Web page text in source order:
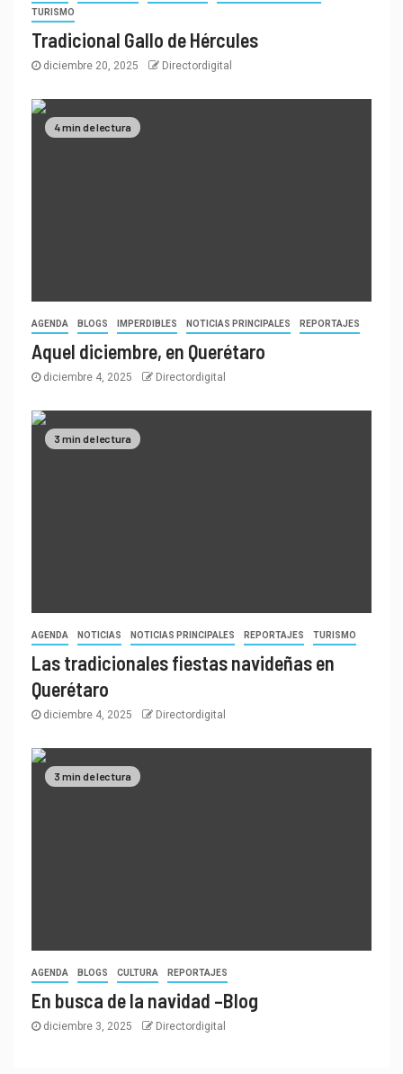
TURISMO
Tradicional Gallo de Hércules
diciembre 20, 2025 Directordigital
4 min de lectura
AGENDA BLOGS IMPERDIBLES NOTICIAS PRINCIPALES REPORTAJES
Aquel diciembre, en Querétaro
diciembre 4, 2025 Directordigital
3 min de lectura
AGENDA NOTICIAS NOTICIAS PRINCIPALES REPORTAJES TURISMO
Las tradicionales fiestas navideñas en
Querétaro
diciembre 4, 2025 Directordigital
3 min de lectura
AGENDA BLOGS CULTURA REPORTAJES
En busca de la navidad –Blog
diciembre 3, 2025 Directordigital